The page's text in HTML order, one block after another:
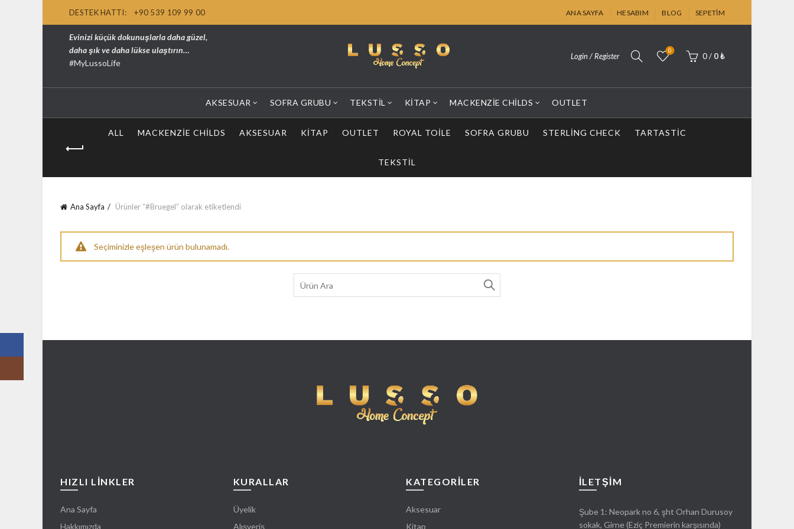
DESTEK HATTI: +90 539 109 99 00 ANA SAYFA HESABIM BLOG SEPETIM
Evinizi küçük dokunuşlarla daha güzel,
daha şık ve daha lükse ulaştırın…
#MyLussoLife
Login / Register
0
0/ 0₺
AKSESUAR SOFRA GRUBU TEKSTIL KITAP MACKENZIE CHILDS OUTLET
ALL MACKENZIE CHILDS AKSESUAR KITAP OUTLET ROYAL TOILE SOFRA GRUBU STERLING CHECK TARTASTIC
TEKSTIL
Ana Sayfa Ürünler “#Bruegel” olarak etiketlendi
Seçiminizle eşleşen ürün bulunamadı.
for:
HIZLI LİNKLER
Ana Sayfa
Hakkımızda
KURALLAR
Üyelik
Alışveriş
KATEGORİLER
Aksesuar
Kitap
İLETŞIM
Şube 1: Neopark no 6, şht Orhan Durusoy
sokak, Girne (Eziç Premierin karşısında)